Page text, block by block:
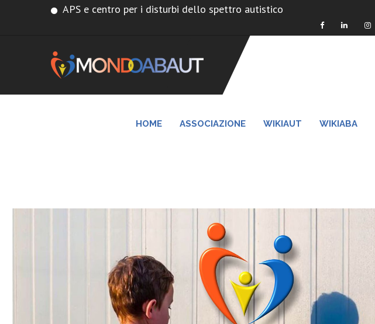
APS e centro per i disturbi dello spettro autistico
HOME ASSOCIAZIONE WIKIAUT WIKIABA